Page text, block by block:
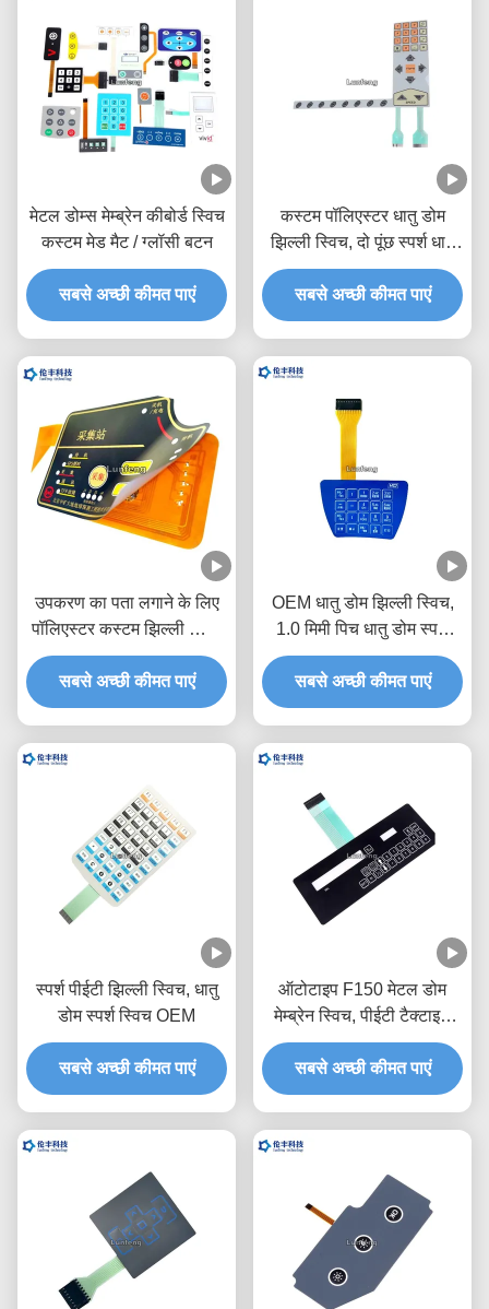
मेटल डोम्स मेम्ब्रेन कीबोर्ड स्विच
कस्टम मेड मैट / ग्लॉसी बटन
सबसे अच्छी कीमत पाएं
कस्टम पॉलिएस्टर धातु डोम
झिल्ली स्विच, दो पूंछ स्पर्श धातु
डोम स्विच
सबसे अच्छी कीमत पाएं
उपकरण का पता लगाने के लिए
पॉलिएस्टर कस्टम झिल्ली स्विच
पैड
सबसे अच्छी कीमत पाएं
OEM धातु डोम झिल्ली स्विच,
1.0 मिमी पिच धातु डोम स्पर्श
स्विच
सबसे अच्छी कीमत पाएं
स्पर्श पीईटी झिल्ली स्विच, धातु
डोम स्पर्श स्विच OEM
सबसे अच्छी कीमत पाएं
ऑटोटाइप F150 मेटल डोम
मेम्ब्रेन स्विच, पीईटी टैक्टाइल
स्विच कीपैड:
सबसे अच्छी कीमत पाएं